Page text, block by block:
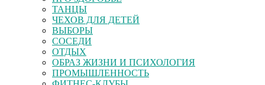
ТАНЦЫ
ЧЕХОВ ДЛЯ ДЕТЕЙ
ВЫБОРЫ
СОСЕДИ
ОТДЫХ
ОБРАЗ ЖИЗНИ И ПСИХОЛОГИЯ
ПРОМЫШЛЕННОСТЬ